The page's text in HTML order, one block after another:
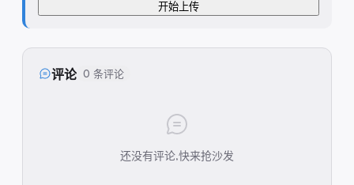
开始上传
评论 0 条评论
还没有评论,快来抢沙发